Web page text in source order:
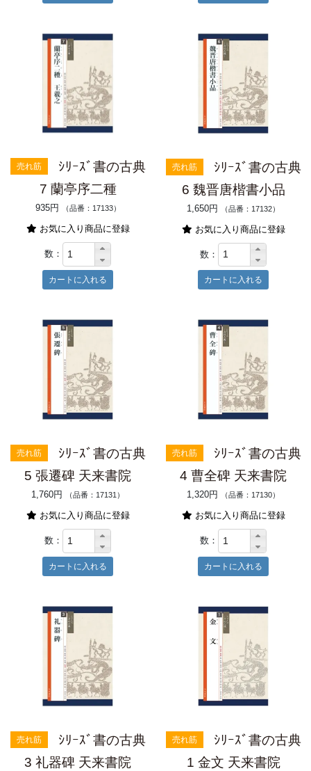
売れ筋
ｼﾘｰｽﾞ書の古典
7 蘭亭序二種
935円 （品番：17133）
お気に入り商品に登録
数：
売れ筋
ｼﾘｰｽﾞ書の古典
6 魏晋唐楷書小品
1,650円 （品番：17132）
お気に入り商品に登録
数：
売れ筋
ｼﾘｰｽﾞ書の古典
5 張遷碑 天来書院
1,760円 （品番：17131）
お気に入り商品に登録
数：
売れ筋
ｼﾘｰｽﾞ書の古典
4 曹全碑 天来書院
1,320円 （品番：17130）
お気に入り商品に登録
数：
売れ筋
ｼﾘｰｽﾞ書の古典
3 礼器碑 天来書院
売れ筋
ｼﾘｰｽﾞ書の古典
1 金文 天来書院